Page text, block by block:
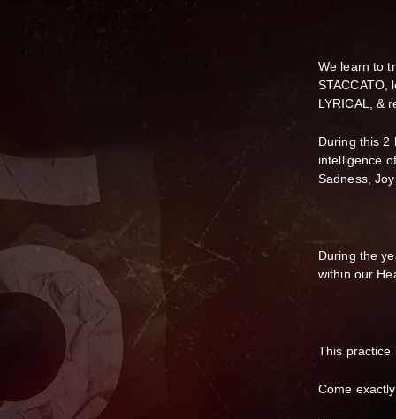
We learn to
STACCATO,
LYRICAL, &
During this 2
intelligence
Sadness,
During the
within our
This practice
Come